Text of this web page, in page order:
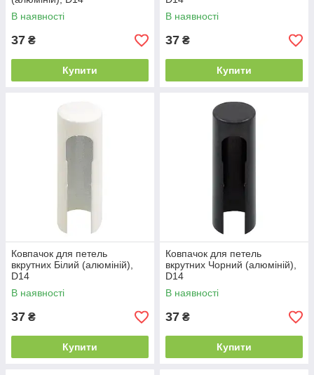
В наявності
37 ₴
Купити
В наявності
37 ₴
Купити
Ковпачок для петель
вкрутних Білий (алюміній),
D14
В наявності
37 ₴
Купити
Ковпачок для петель
вкрутних Чорний (алюміній),
D14
В наявності
37 ₴
Купити